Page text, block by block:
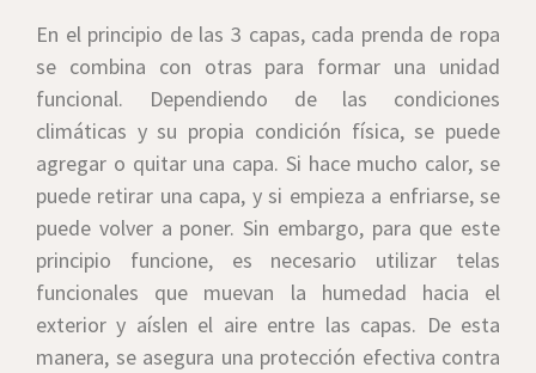
En el principio de las 3 capas, cada prenda de ropa
se combina con otras para formar una unidad
funcional. Dependiendo de las condiciones
climáticas y su propia condición física, se puede
agregar o quitar una capa. Si hace mucho calor, se
puede retirar una capa, y si empieza a enfriarse, se
puede volver a poner. Sin embargo, para que este
principio funcione, es necesario utilizar telas
funcionales que muevan la humedad hacia el
exterior y aíslen el aire entre las capas. De esta
manera, se asegura una protección efectiva contra